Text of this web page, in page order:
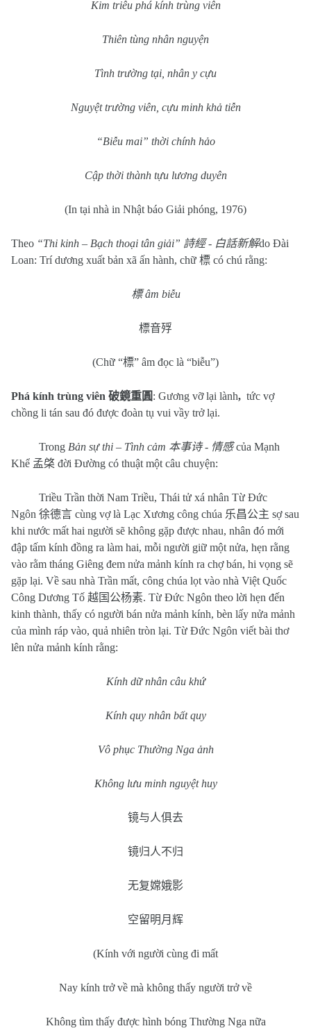
Kim triêu phá kính trùng viên
Thiên tùng nhân nguyện
Tình trường tại, nhân y cựu
Nguyệt trường viên, cựu minh khả tiễn
“Biễu mai” thời chính hảo
Cập thời thành tựu lương duyên
(In tại nhà in Nhật báo Giải phóng, 1976)
Theo “Thi kinh – Bạch thoại tân giải” 詩經- 白話新解do Đài
Loan: Trí dương xuất bản xã ấn hành, chữ 標 có chú rằng:
標âm biễu
標音殍
(Chữ “標” âm đọc là “biễu”)
Phá kính trùng viên 破鏡重圓: Gương vỡ lại lành, tức vợ
chồng li tán sau đó được đoàn tụ vui vầy trở lại.
Trong Bản sự thi – Tình cảm 本事诗- 情感của Mạnh
Khể 孟棨 đời Đường có thuật một câu chuyện:
Triều Trần thời Nam Triều, Thái tử xá nhân Từ Đức
Ngôn 徐德言 cùng vợ là Lạc Xương công chúa 乐昌公主 sợ sau
khi nước mất hai người sẽ không gặp được nhau, nhân đó mới
đập tấm kính đồng ra làm hai, mỗi người giữ một nửa, hẹn rằng
vào rằm tháng Giêng đem nửa mảnh kính ra chợ bán, hi vọng sẽ
gặp lại. Về sau nhà Trần mất, công chúa lọt vào nhà Việt Quốc
Công Dương Tố 越国公杨素. Từ Đức Ngôn theo lời hẹn đến
kinh thành, thấy có người bán nửa mảnh kính, bèn lấy nửa mảnh
của mình ráp vào, quả nhiên tròn lại. Từ Đức Ngôn viết bài thơ
lên nửa mảnh kính rằng:
Kính dữ nhân câu khứ
Kính quy nhân bất quy
Vô phục Thường Nga ảnh
Không lưu minh nguyệt huy
镜与人俱去
镜归人不归
无复嫦娥影
空留明月辉
(Kính với người cùng đi mất
Nay kính trở về mà không thấy người trở về
Không tìm thấy được hình bóng Thường Nga nữa